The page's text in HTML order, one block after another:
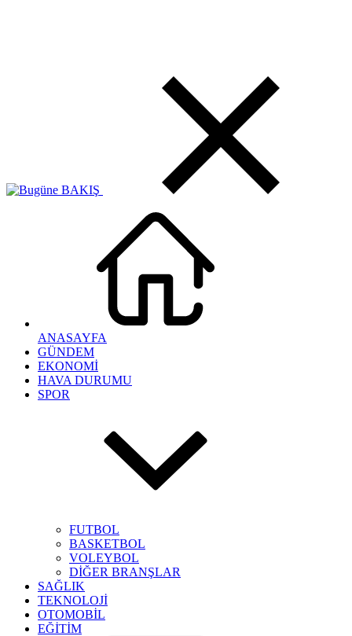
ANASAYFA
GÜNDEM
EKONOMİ
HAVA DURUMU
SPOR
FUTBOL
BASKETBOL
VOLEYBOL
DİĞER BRANŞLAR
SAĞLIK
TEKNOLOJİ
OTOMOBİL
EĞİTİM